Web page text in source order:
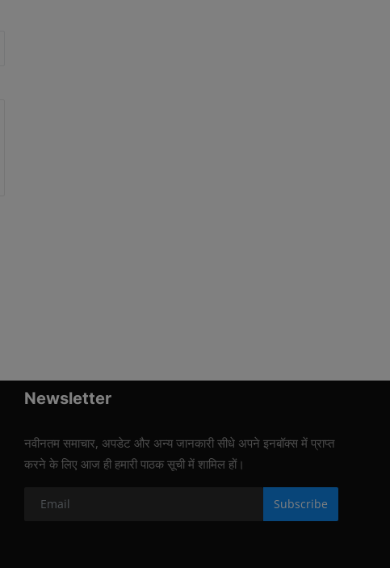
Newsletter
नवीनतम समाचार, अपडेट और अन्य जानकारी सीधे अपने इनबॉक्स में प्राप्त
करने के लिए आज ही हमारी पाठक सूची में शामिल हों।
Subscribe